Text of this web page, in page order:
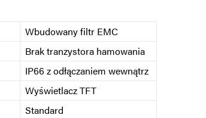
Wbudowany filtr EMC
Brak tranzystora hamowania
IP66 z odłączaniem wewnątrz
Wyświetlacz TFT
Standard